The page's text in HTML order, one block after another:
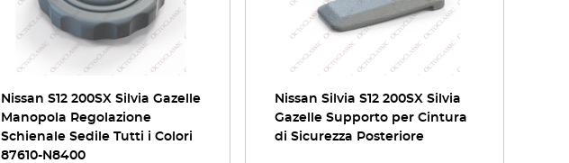
Nissan S12 200SX Silvia Gazelle
Manopola Regolazione
Schienale Sedile Tutti i Colori
87610-N8400
Nissan Silvia S12 200SX Silvia
Gazelle Supporto per Cintura
di Sicurezza Posteriore